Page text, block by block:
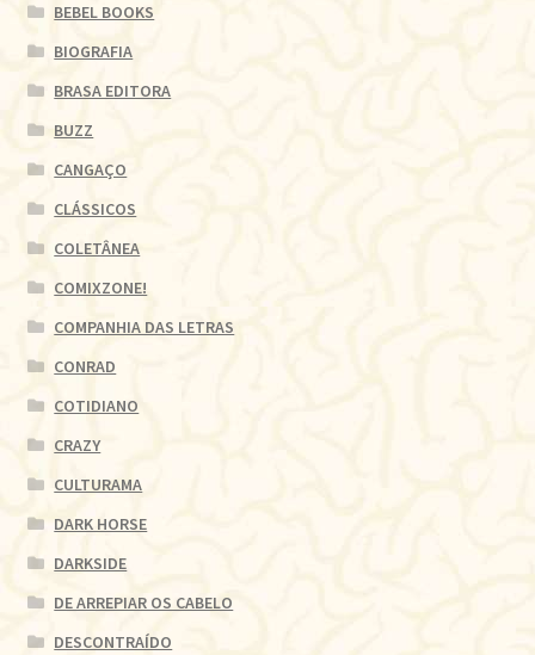
BEBEL BOOKS
BIOGRAFIA
BRASA EDITORA
BUZZ
CANGAÇO
CLÁSSICOS
COLETÂNEA
COMIXZONE!
COMPANHIA DAS LETRAS
CONRAD
COTIDIANO
CRAZY
CULTURAMA
DARK HORSE
DARKSIDE
DE ARREPIAR OS CABELO
DESCONTRAÍDO